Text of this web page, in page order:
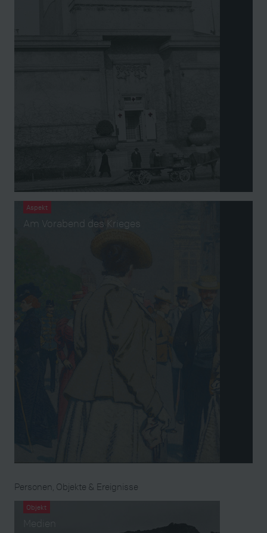
Aspekt
Am Vorabend des Krieges
Personen, Objekte & Ereignisse
Objekt
Medien